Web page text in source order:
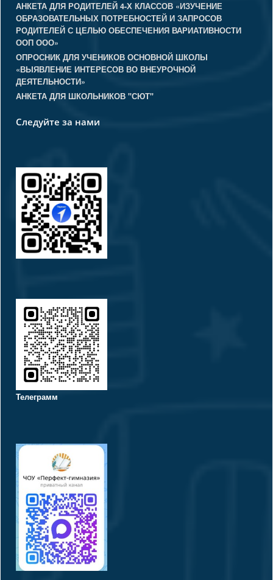
АНКЕТА ДЛЯ РОДИТЕЛЕЙ 4-Х КЛАССОВ «ИЗУЧЕНИЕ
ОБРАЗОВАТЕЛЬНЫХ ПОТРЕБНОСТЕЙ И ЗАПРОСОВ
РОДИТЕЛЕЙ С ЦЕЛЬЮ ОБЕСПЕЧЕНИЯ ВАРИАТИВНОСТИ
ООП ООО»
ОПРОСНИК ДЛЯ УЧЕНИКОВ ОСНОВНОЙ ШКОЛЫ
«ВЫЯВЛЕНИЕ ИНТЕРЕСОВ ВО ВНЕУРОЧНОЙ
ДЕЯТЕЛЬНОСТИ»
АНКЕТА ДЛЯ ШКОЛЬНИКОВ "СЮТ"
Следуйте за нами
Телеграмм